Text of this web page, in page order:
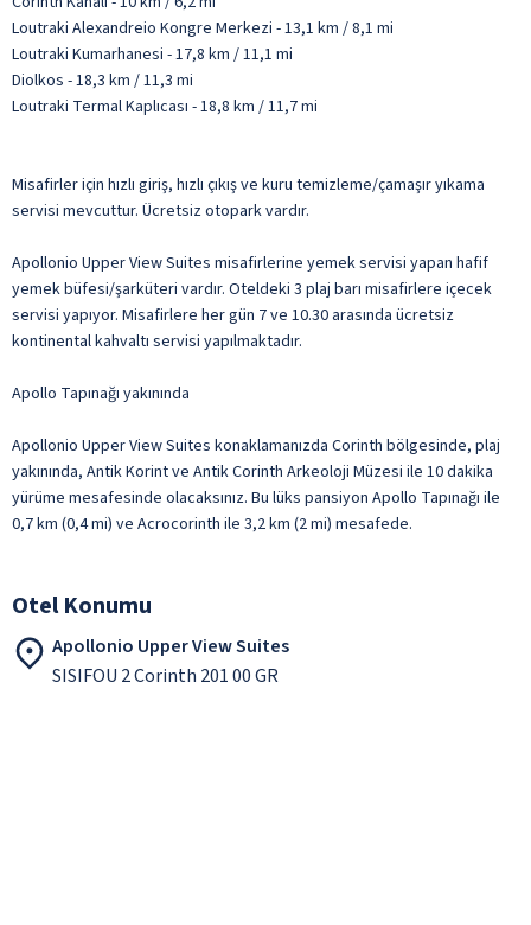
Loutraki Alexandreio Kongre Merkezi - 13,1 km / 8,1 mi
Loutraki Kumarhanesi - 17,8 km / 11,1 mi
Diolkos - 18,3 km / 11,3 mi
Loutraki Termal Kaplıcası - 18,8 km / 11,7 mi
Misafirler için hızlı giriş, hızlı çıkış ve kuru temizleme/çamaşır yıkama
servisi mevcuttur. Ücretsiz otopark vardır.
Apollonio Upper View Suites misafirlerine yemek servisi yapan hafif
yemek büfesi/şarküteri vardır. Oteldeki 3 plaj barı misafirlere içecek
servisi yapıyor. Misafirlere her gün 7 ve 10.30 arasında ücretsiz
kontinental kahvaltı servisi yapılmaktadır.
Apollo Tapınağı yakınında
Apollonio Upper View Suites konaklamanızda Corinth bölgesinde, plaj
yakınında, Antik Korint ve Antik Corinth Arkeoloji Müzesi ile 10 dakika
yürüme mesafesinde olacaksınız. Bu lüks pansiyon Apollo Tapınağı ile
0,7 km (0,4 mi) ve Acrocorinth ile 3,2 km (2 mi) mesafede.
Otel Konumu
Apollonio Upper View Suites
SISIFOU 2 Corinth 201 00 GR